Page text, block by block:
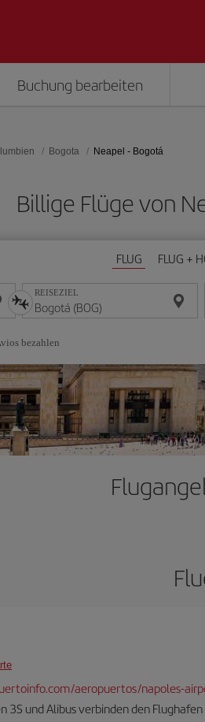
Buchung bearbeiten
Bogota Neapel - Bogotá
Billige Flüge von
FLUG FLUG +
REISEZIEL
bezahlen
aeropuertos/napoles-
3S und Alibus verbinden den